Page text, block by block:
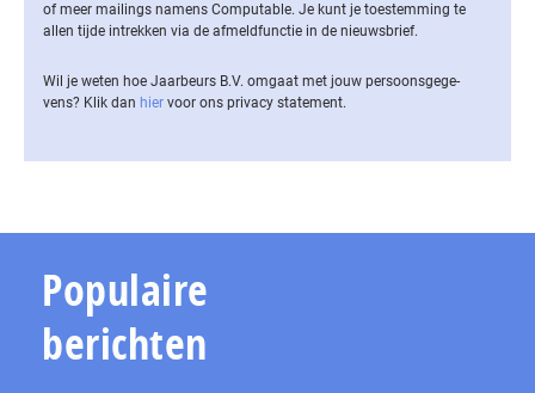
of meer mailings namens Computable. Je kunt je toestemming te
allen tijde intrekken via de af­meld­func­tie in de nieuwsbrief.
Wil je weten hoe Jaarbeurs B.V. omgaat met jouw per­soons­ge­ge­
vens? Klik dan hier voor ons privacy statement.
Populaire
berichten